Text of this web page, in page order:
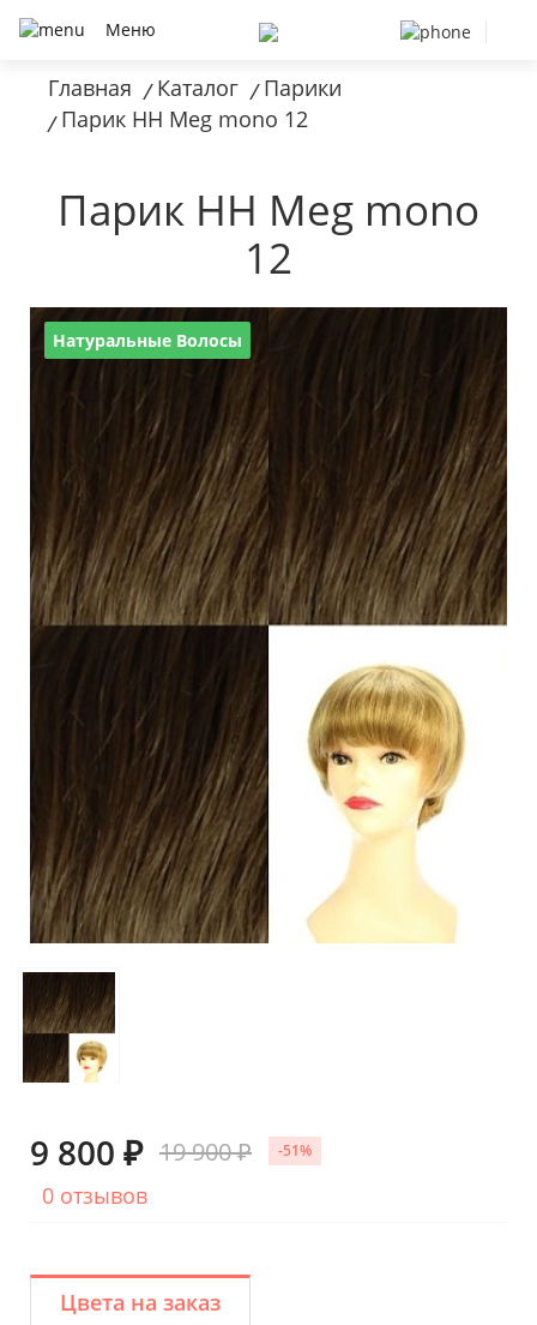
Меню
Главная / Каталог / Парики
/ Парик HH Meg mono 12
Парик HH Meg mono
12
Натуральные Волосы
9 800 ₽ 19 900 ₽ -51%
0 отзывов
Цвета на заказ